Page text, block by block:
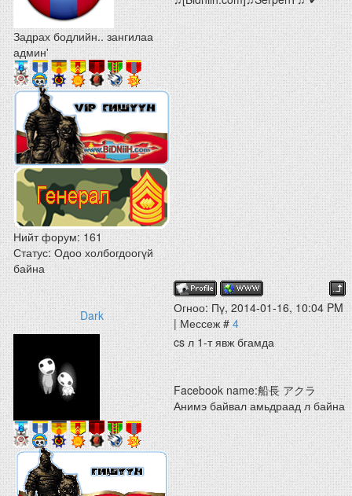
Задрах бодлийн.. зангилаа
админ'
Нийт форум:161
Статус:Одоо холбогдоогүй
байна
Dark
Огноо: Пү, 2014-01-16, 10:04 PM
| Мессеж #4
cs л 1-т явж бгамда
Facebook name:船長 アクラ
Анимэ байвал амьдраад л байна